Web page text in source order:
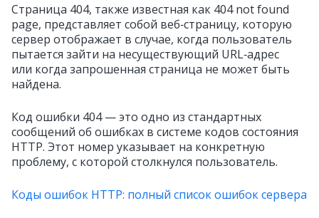
Страница 404, также известная как 404 not found
page, представляет собой веб‑страницу, которую
сервер отображает в случае, когда пользователь
пытается зайти на несуществующий URL‑адрес
или когда запрошенная страница не может быть
найдена.
Код ошибки 404 — это одно из стандартных
сообщений об ошибках в системе кодов состояния
HTTP. Этот номер указывает на конкретную
проблему, с которой столкнулся пользователь.
Коды ошибок HTTP: полный список ошибок сервера